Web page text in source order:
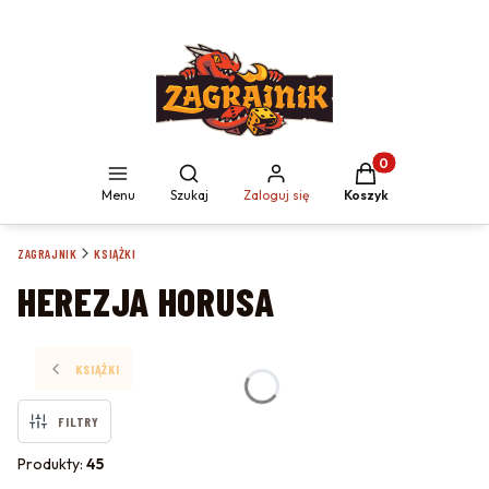
Menu
Otwórz wyszukiwarkę
Szukaj Zaloguj się
Produkty w
Koszyk
ZAGRAJNIK KSIĄŻKI
HEREZJA HORUSA
KSIĄŻKI
FILTRY
Produkty: 45